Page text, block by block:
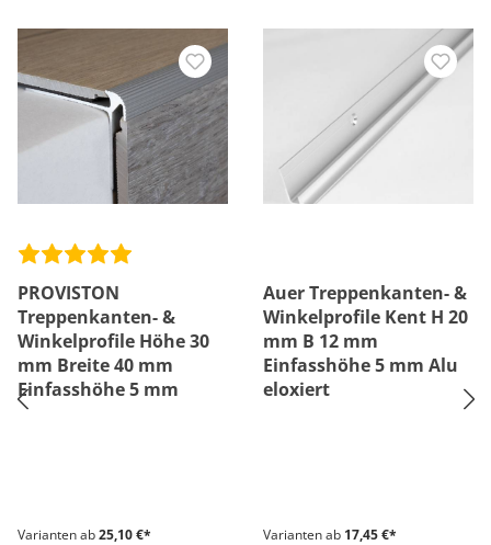
PROVISTON
Treppenkanten- &
Winkelprofile Höhe 30
mm Breite 40 mm
Einfasshöhe 5 mm
Varianten ab25,10 €*
Auer Treppenkanten- &
Winkelprofile Kent H 20
mm B 12 mm
Einfasshöhe 5 mm Alu
eloxiert
Varianten ab 17,45 €*